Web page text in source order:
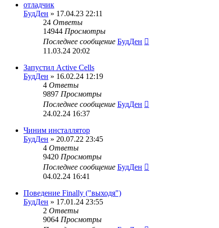
отладчик
БудДен » 17.04.23 22:11
24 Ответы
14944 Просмотры
Последнее сообщение БудДен
11.03.24 20:02
Запустил Active Cells
БудДен » 16.02.24 12:19
4 Ответы
9897 Просмотры
Последнее сообщение БудДен
24.02.24 16:37
Чиним инсталлятор
БудДен » 20.07.22 23:45
4 Ответы
9420 Просмотры
Последнее сообщение БудДен
04.02.24 16:41
Поведение Finally ("выходя")
БудДен » 17.01.24 23:55
2 Ответы
9064 Просмотры